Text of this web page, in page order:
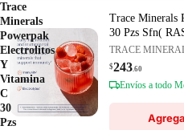
Trace
Minerals
Powerpak
Electrolitos
Y
Vitamina
C
30
Pzs
Trace Minerals
30 Pzs Sfn(
TRACE
$243.60
Envíos a todo